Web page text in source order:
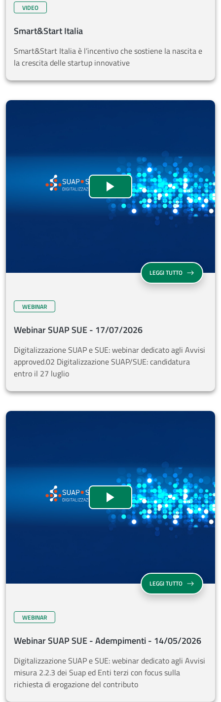
VIDEO
Smart&Start Italia
Smart&Start Italia è l’incentivo che sostiene la nascita e
la crescita delle startup innovative
Guarda il videoWebinar SUAP SUE -
LEGGI TUTTOWEBINAR
WEBINAR
Webinar SUAP SUE - 17/07/2026
Digitalizzazione SUAP e SUE: webinar dedicato agli Avvisi
approved.02 Digitalizzazione SUAP/SUE: candidatura
entro il 27 luglio
Guarda il videoWebinar SUAP SUE -
LEGGI TUTTOWEBINAR
WEBINAR
Webinar SUAP SUE - Adempimenti - 14/05/2026
Digitalizzazione SUAP e SUE: webinar dedicato agli Avvisi
misura 2.2.3 dei Suap ed Enti terzi con focus sulla
richiesta di erogazione del contributo